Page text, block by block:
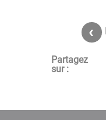
Partagez
sur :